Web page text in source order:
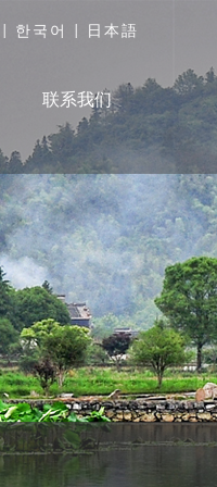
한국어 日本語
联系我们